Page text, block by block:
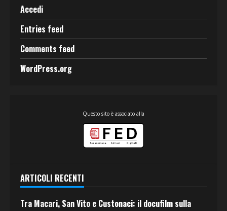
Accedi
Entries feed
Comments feed
WordPress.org
Questo sito è associato alla
ARTICOLI RECENTI
Tra Macari, San Vito e Custonaci: il docufilm sulla